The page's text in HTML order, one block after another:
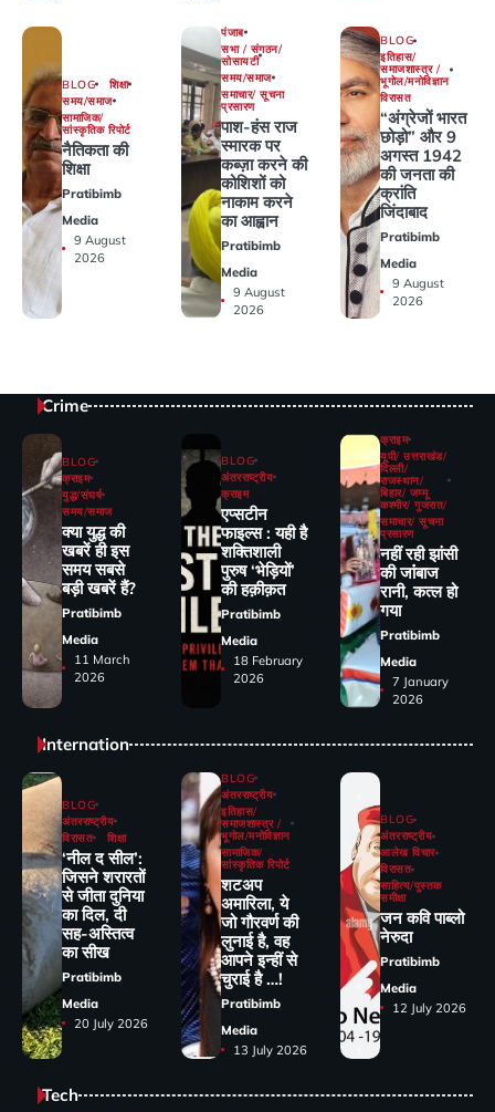
BLOG
शिक्षा
समय/समाज
सामाजिक/
सांस्कृतिक रिपोर्ट
नैतिकता की
शिक्षा
Pratibimb
Media
9 August
2026
पंजाब
सभा / संगठन/
सोसायटी
समय/समाज
समाचार/ सूचना
प्रसारण
पाश-हंस राज
स्मारक पर
कब्ज़ा करने की
कोशिशों को
नाकाम करने
का आह्वान
Pratibimb
Media
9 August
2026
BLOG
इतिहास/
समाजशास्त्र /
भूगोल/मनोविज्ञान
विरासत
“अंग्रेजों भारत
छोड़ो” और 9
अगस्त 1942
की जनता की
क्रांति
जिंदाबाद
Pratibimb
Media
9 August
2026
Crime
BLOG
क्राइम
युद्ध/संघर्ष
समय/समाज
क्या युद्ध की
खबरें ही इस
समय सबसे
बड़ी खबरें हैं?
Pratibimb
Media
11 March
2026
BLOG
अंतरराष्ट्रीय
क्राइम
एप्सटीन
फाइल्स : यही है
शक्तिशाली
पुरुष ‘भेड़ियों’
की हक़ीक़त
Pratibimb
Media
18 February
2026
क्राइम
यूपी/ उत्तराखंड/
दिल्ली/
राजस्थान/
बिहार/ जम्मू
कश्मीर/ गुजरात/
समाचार/ सूचना
प्रसारण
नहीं रही झांसी
की जांंबाज
रानी, कत्‍ल हो
गया
Pratibimb
Media
7 January
2026
Internation
BLOG
अंतरराष्ट्रीय
विरासत
शिक्षा
‘नील द सील’:
जिसने शरारतों
से जीता दुनिया
का दिल, दी
सह-अस्तित्व
का सीख
Pratibimb
Media
20 July 2026
BLOG
अंतरराष्ट्रीय
इतिहास/
समाजशास्त्र /
भूगोल/मनोविज्ञान
सामाजिक/
सांस्कृतिक रिपोर्ट
शटअप
अमारिला, ये
जो गौरवर्ण की
लुनाई है, वह
आपने इन्हीं से
चुराई है …!
Pratibimb
Media
13 July 2026
BLOG
अंतरराष्ट्रीय
आलेख विचार
विरासत
साहित्य/पुस्तक
समीक्षा
जन कवि पाब्लो
नेरुदा
Pratibimb
Media
12 July 2026
Tech